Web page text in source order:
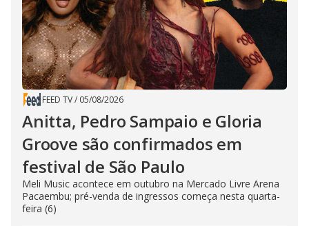
FEED TV/ 05/08/2026
Anitta, Pedro Sampaio e Gloria
Groove são confirmados em
festival de São Paulo
Meli Music acontece em outubro na Mercado Livre Arena
Pacaembu; pré-venda de ingressos começa nesta quarta-
feira (6)